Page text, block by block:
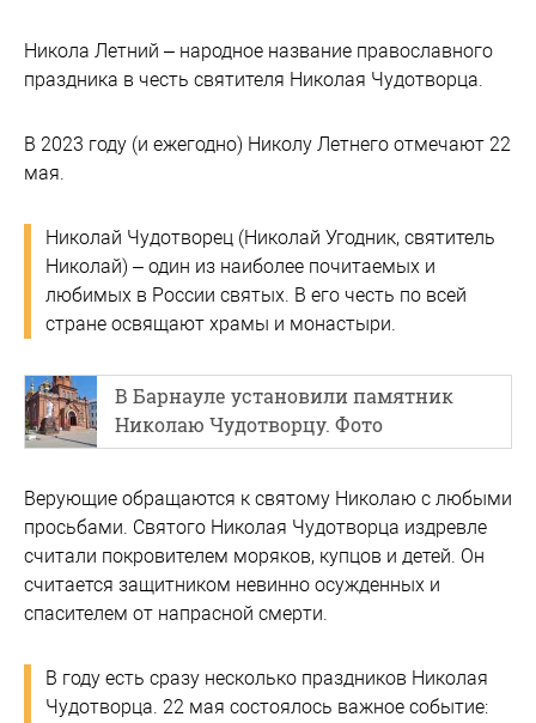
Никола Летний – народное название православного
праздника в честь святителя Николая Чудотворца.
В 2023 году (и ежегодно) Николу Летнего отмечают 22
мая.
Николай Чудотворец (Николай Угодник, святитель
Николай) – один из наиболее почитаемых и
любимых в России святых. В его честь по всей
стране освящают храмы и монастыри.
В Барнауле установили памятник
Николаю Чудотворцу. Фото
Верующие обращаются к святому Николаю с любыми
просьбами. Святого Николая Чудотворца издревле
считали покровителем моряков, купцов и детей. Он
считается защитником невинно осужденных и
спасителем от напрасной смерти.
В году есть сразу несколько праздников Николая
Чудотворца. 22 мая состоялось важное событие: